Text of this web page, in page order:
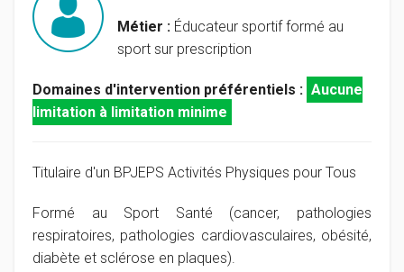
Métier : Éducateur sportif formé au
sport sur prescription
Domaines d'intervention préférentiels : Aucune
limitation à limitation minime
Titulaire d'un BPJEPS Activités Physiques pour Tous
Formé au Sport Santé (cancer, pathologies
respiratoires, pathologies cardiovasculaires, obésité,
diabète et sclérose en plaques).